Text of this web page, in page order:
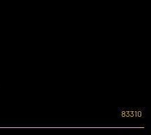
83310